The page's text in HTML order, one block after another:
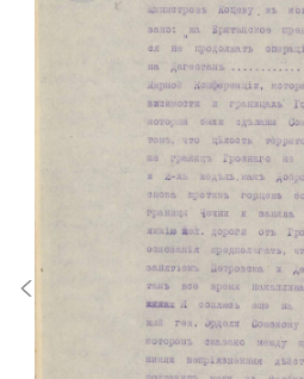
23
24
25
26
27
28
29